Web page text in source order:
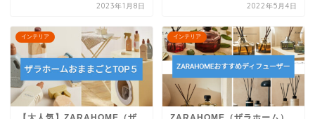
2023年1月8日 2022年5月4日
インテリア インテリア